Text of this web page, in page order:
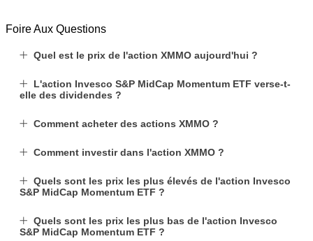
Foire Aux Questions
Quel est le prix de l'action XMMO aujourd'hui ?
L'action Invesco S&P MidCap Momentum ETF verse-t-
elle des dividendes ?
Comment acheter des actions XMMO ?
Comment investir dans l'action XMMO ?
Quels sont les prix les plus élevés de l'action Invesco
S&P MidCap Momentum ETF ?
Quels sont les prix les plus bas de l'action Invesco
S&P MidCap Momentum ETF ?